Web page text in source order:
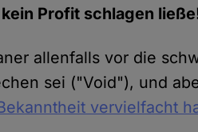
Profit schlagen
allenfalls vor die
sei ("Void"), und
vervielfacht